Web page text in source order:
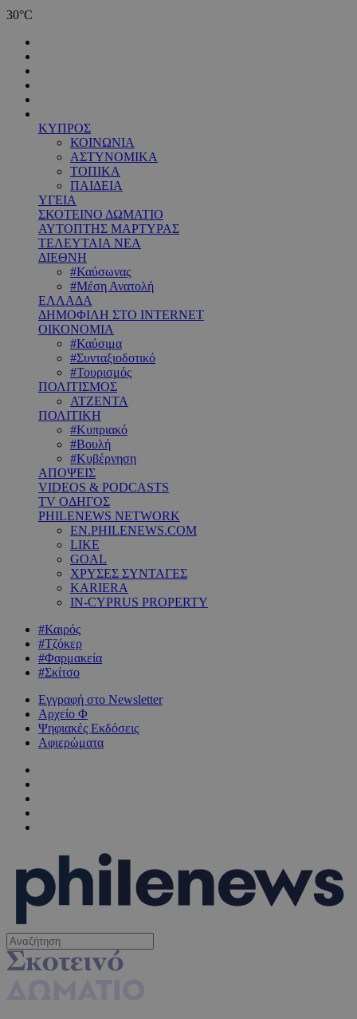
30°C
ΚΥΠΡΟΣ
ΚΟΙΝΩΝΙΑ
ΑΣΤΥΝΟΜΙΚΑ
ΤΟΠΙΚΑ
ΠΑΙΔΕΙΑ
ΥΓΕΙΑ
ΣΚΟΤΕΙΝΟ ΔΩΜΑΤΙΟ
ΑΥΤΟΠΤΗΣ ΜΑΡΤΥΡΑΣ
ΤΕΛΕΥΤΑΙΑ ΝΕΑ
ΔΙΕΘΝΗ
#Καύσωνας
#Μέση Ανατολή
ΕΛΛΑΔΑ
ΔΗΜΟΦΙΛΗ ΣΤΟ INTERNET
ΟΙΚΟΝΟΜΙΑ
#Καύσιμα
#Συνταξιοδοτικό
#Τουρισμός
ΠΟΛΙΤΙΣΜΟΣ
ΑΤΖΕΝΤΑ
ΠΟΛΙΤΙΚΗ
#Κυπριακό
#Βουλή
#Κυβέρνηση
ΑΠΟΨΕΙΣ
VIDEOS & PODCASTS
TV ΟΔΗΓΟΣ
PHILENEWS NETWORK
EN.PHILENEWS.COM
LIKE
GOAL
ΧΡΥΣΕΣ ΣΥΝΤΑΓΕΣ
KARIERA
IN-CYPRUS PROPERTY
#Καιρός
#Τζόκερ
#Φαρμακεία
#Σκίτσο
Εγγραφή στο Newsletter
Αρχείο Φ
Ψηφιακές Εκδόσεις
Αφιερώματα